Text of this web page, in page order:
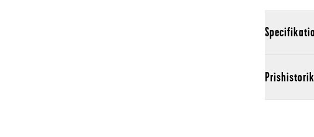
Prishistorik